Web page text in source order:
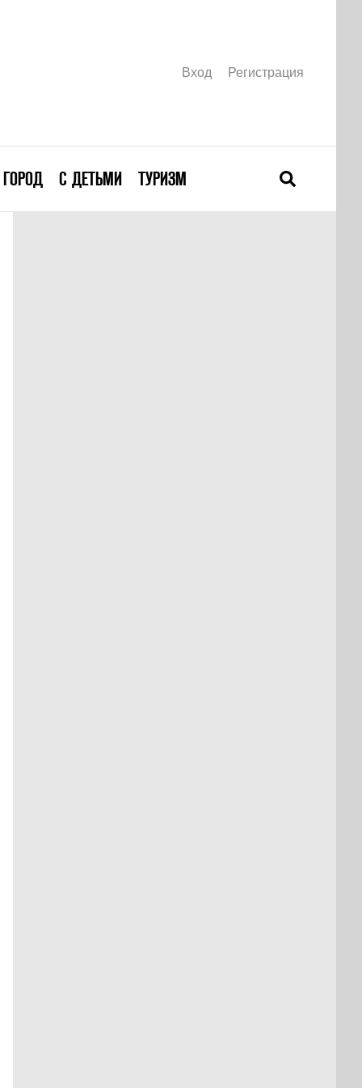
Вход Регистрация
ГОРОД С ДЕТЬМИ ТУРИЗМ